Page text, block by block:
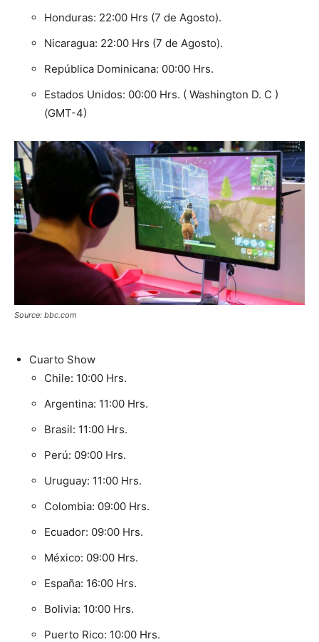
Honduras: 22:00 Hrs (7 de Agosto).
Nicaragua: 22:00 Hrs (7 de Agosto).
República Dominicana: 00:00 Hrs.
Estados Unidos: 00:00 Hrs. ( Washington D. C )
(GMT-4)
Source: bbc.com
Cuarto Show
Chile: 10:00 Hrs.
Argentina: 11:00 Hrs.
Brasil: 11:00 Hrs.
Perú: 09:00 Hrs.
Uruguay: 11:00 Hrs.
Colombia: 09:00 Hrs.
Ecuador: 09:00 Hrs.
México: 09:00 Hrs.
España: 16:00 Hrs.
Bolivia: 10:00 Hrs.
Puerto Rico: 10:00 Hrs.